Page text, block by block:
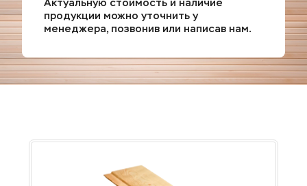
Актуальную стоимость и наличие
продукции можно уточнить у
менеджера, позвонив или написав нам.